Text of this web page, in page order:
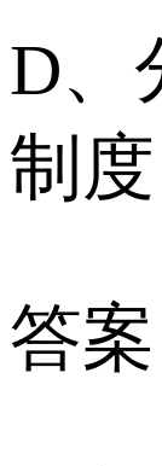
D、
制度
答